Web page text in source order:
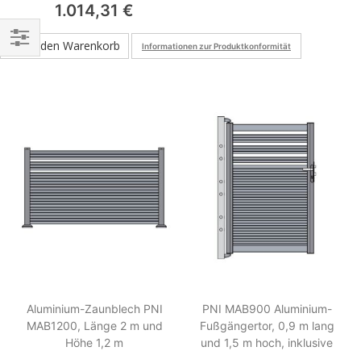
1.014,31 €
In den Warenkorb Informationen zur Produktkonformität
Aluminium-Zaunblech PNI
MAB1200, Länge 2 m und
Höhe 1,2 m
PNI MAB900 Aluminium-
Fußgängertor, 0,9 m lang
und 1,5 m hoch, inklusive
Einkaufsoptionen